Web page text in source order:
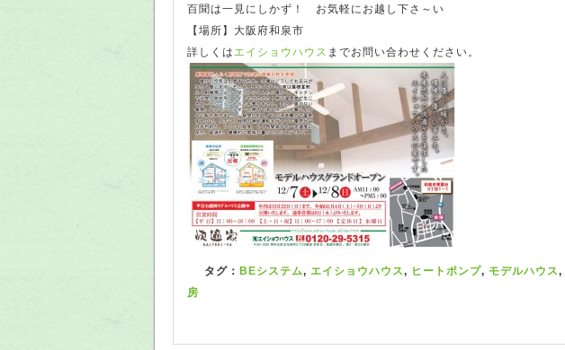
百聞は一見にしかず！ お気軽にお越し下さ～い
【場所】大阪府和泉市
詳しくは エイショウハウス までお問い合わせください。
タグ： BEシステム, エイショウハウス, ヒートポンプ, モデルハウス,
房